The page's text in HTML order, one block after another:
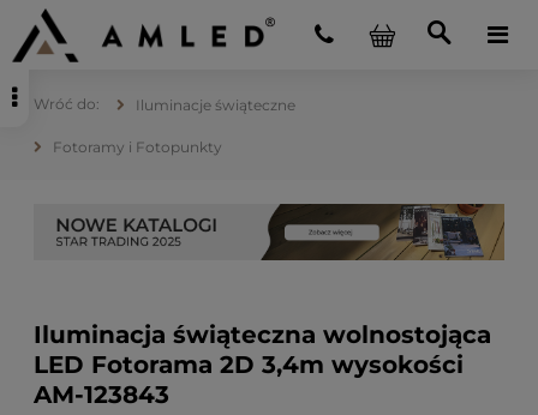
Iluminacje świąteczne
Fotoramy i Fotopunkty
Iluminacja świąteczna wolnostojąca
LED Fotorama 2D 3,4m wysokości
AM-123843